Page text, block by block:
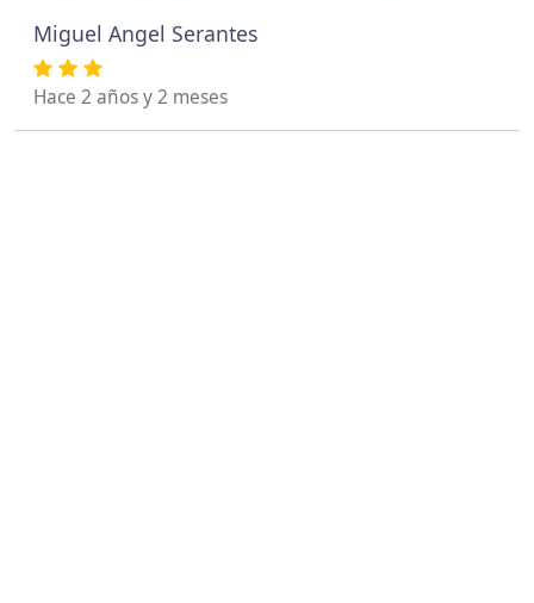
Miguel Angel Serantes
Hace 2 años y 2 meses